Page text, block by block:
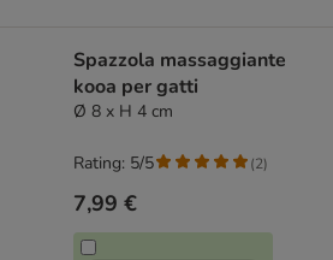
Spazzola massaggiante
kooa per gatti
Ø 8 x H 4 cm
7,99 €
Rating: 5/5 (2)